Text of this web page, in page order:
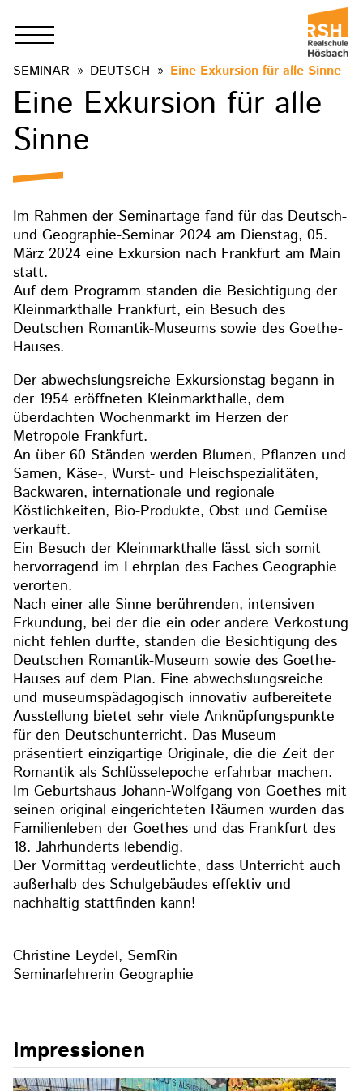
SEMINAR DEUTSCH Eine Exkursion für alle Sinne
Eine Exkursion für alle
Sinne
Im Rahmen der Seminartage fand für das Deutsch-
und Geographie-Seminar 2024 am Dienstag, 05.
März 2024 eine Exkursion nach Frankfurt am Main
statt.
Auf dem Programm standen die Besichtigung der
Kleinmarkthalle Frankfurt, ein Besuch des
Deutschen Romantik-Museums sowie des Goethe-
Hauses.
Der abwechslungsreiche Exkursionstag begann in
der 1954 eröffneten Kleinmarkthalle, dem
überdachten Wochenmarkt im Herzen der
Metropole Frankfurt.
An über 60 Ständen werden Blumen, Pflanzen und
Samen, Käse-, Wurst- und Fleischspezialitäten,
Backwaren, internationale und regionale
Köstlichkeiten, Bio-Produkte, Obst und Gemüse
verkauft.
Ein Besuch der Kleinmarkthalle lässt sich somit
hervorragend im Lehrplan des Faches Geographie
verorten.
Nach einer alle Sinne berührenden, intensiven
Erkundung, bei der die ein oder andere Verkostung
nicht fehlen durfte, standen die Besichtigung des
Deutschen Romantik-Museum sowie des Goethe-
Hauses auf dem Plan. Eine abwechslungsreiche
und museumspädagogisch innovativ aufbereitete
Ausstellung bietet sehr viele Anknüpfungspunkte
für den Deutschunterricht. Das Museum
präsentiert einzigartige Originale, die die Zeit der
Romantik als Schlüsselepoche erfahrbar machen.
Im Geburtshaus Johann-Wolfgang von Goethes mit
seinen original eingerichteten Räumen wurden das
Familienleben der Goethes und das Frankfurt des
18. Jahrhunderts lebendig.
Der Vormittag verdeutlichte, dass Unterricht auch
außerhalb des Schulgebäudes effektiv und
nachhaltig stattfinden kann!
Christine Leydel, SemRin
Seminarlehrerin Geographie
Impressionen